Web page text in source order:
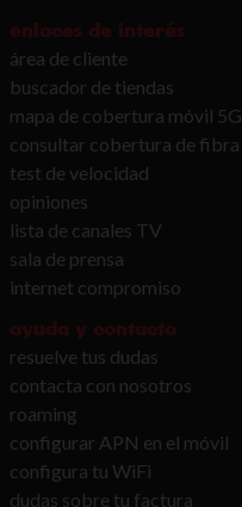
enlaces de interés
área de cliente
buscador de tiendas
mapa de cobertura móvil 5G
consultar cobertura de fibra
test de velocidad
opiniones
lista de canales TV
sala de prensa
internet compromiso
ayuda y contacto
resuelve tus dudas
contacta con nosotros
roaming
configurar APN en el móvil
configura tu WiFi
dudas sobre tu factura